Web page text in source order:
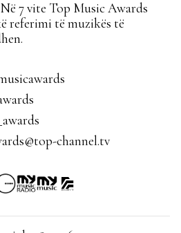
7 vite Top Music Awards
referimi të muzikës të
channel.tv